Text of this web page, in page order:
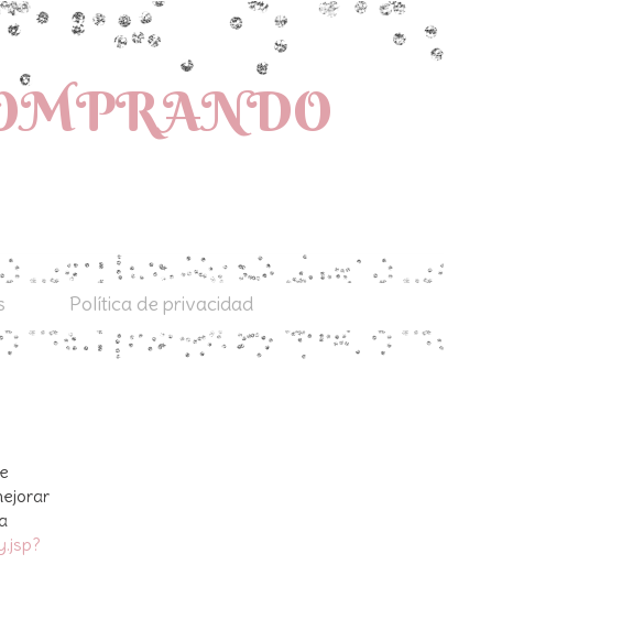
Política de privacidad